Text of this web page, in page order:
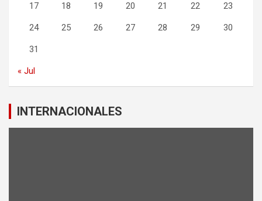
17 18 19 20 21 22 23
24 25 26 27 28 29 30
31
« Jul
INTERNACIONALES